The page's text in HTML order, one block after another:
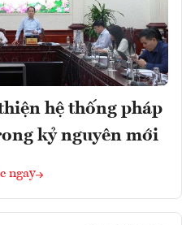
hệ thống pháp
kỷ nguyên mới
ngay